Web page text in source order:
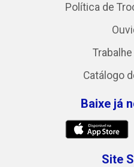
Política de
Catálogo
Baixe já
Site